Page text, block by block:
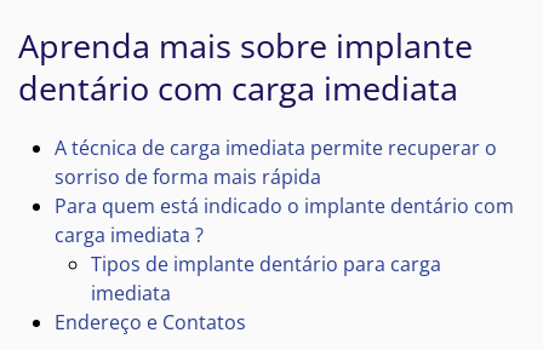
Aprenda mais sobre implante
dentário com carga imediata
A técnica de carga imediata permite recuperar o
sorriso de forma mais rápida
Para quem está indicado o implante dentário com
carga imediata ?
Tipos de implante dentário para carga
imediata
Endereço e Contatos